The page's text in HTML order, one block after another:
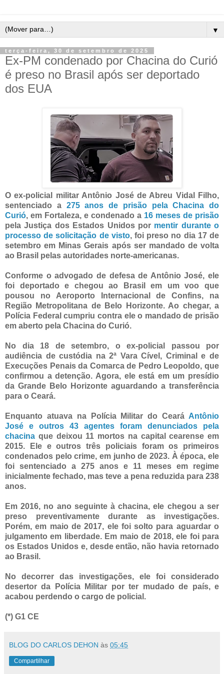
▼
terça-feira, 30 de setembro de 2025
Ex-PM condenado por Chacina do Curió
é preso no Brasil após ser deportado
dos EUA
O ex-policial militar Antônio José de Abreu Vidal Filho,
sentenciado a 275 anos de prisão pelaChacina do
Curió, em Fortaleza, e condenado a 16 meses de prisão
pela Justiça dos Estados Unidos por mentir durante o
processo de solicitação de visto, foi preso no dia 17 de
setembro em Minas Gerais após ser mandado de volta
ao Brasil pelas autoridades norte-americanas.
Conforme o advogado de defesa de Antônio José, ele
foi deportado e chegou ao Brasil em um voo que
pousou no Aeroporto Internacional de Confins, na
Região Metropolitana de Belo Horizonte. Ao chegar, a
Polícia Federal cumpriu contra ele o mandado de prisão
em aberto pela Chacina do Curió.
No dia 18 de setembro, o ex-policial passou por
audiência de custódia na 2ª Vara Cível, Criminal e de
Execuções Penais da Comarca de Pedro Leopoldo, que
confirmou a detenção. Agora, ele está em um presídio
da Grande Belo Horizonte aguardando a transferência
para o Ceará.
Enquanto atuava na Polícia Militar do Ceará Antônio
José e outros 43 agentes foram denunciados pela
chacina que deixou 11 mortos na capital cearense em
2015. Ele e outros três policiais foram os primeiros
condenados pelo crime, em junho de 2023. À época, ele
foi sentenciado a 275 anos e 11 meses em regime
inicialmente fechado, mas teve a pena reduzida para 238
anos.
Em 2016, no ano seguinte à chacina, ele chegou a ser
preso preventivamente durante as investigações.
Porém, em maio de 2017, ele foi solto para aguardar o
julgamento em liberdade. Em maio de 2018, ele foi para
os Estados Unidos e, desde então, não havia retornado
ao Brasil.
No decorrer das investigações, ele foi considerado
desertor da Polícia Militar por ter mudado de país, e
acabou perdendo o cargo de policial.
(*) G1 CE
BLOG DO CARLOS DEHON às 05:45
Compartilhar